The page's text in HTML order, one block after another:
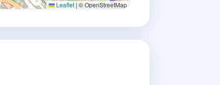
Leaflet | © OpenStreetMap